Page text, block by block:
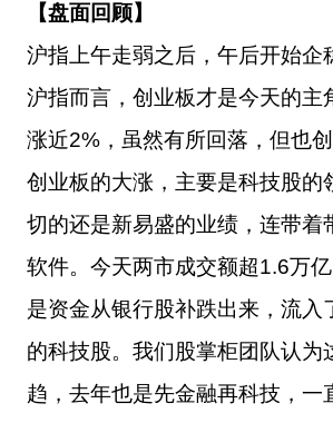
【盘面回顾】
沪指上午走弱之后，午后开始企
沪指而言，创业板才是今天的主
涨近2%，虽然有所回落，但也创
创业板的大涨，主要是科技股的
切的还是新易盛的业绩，连带着
软件。今天两市成交额超1.6万
是资金从银行股补跌出来，流入
的科技股。我们股掌柜团队认为
趋，去年也是先金融再科技，一